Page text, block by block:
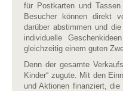
für Postkarten und
Besucher können direkt
darüber abstimmen und
individuelle
gleichzeitig einem guten
Denn der gesamte
Kinder“ zugute. Mit den
und Aktionen finanziert,